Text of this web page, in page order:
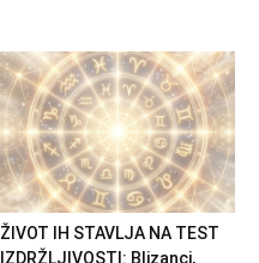
ŽIVOT IH STAVLJA NA TEST
IZDRŽLJIVOSTI: Blizanci,